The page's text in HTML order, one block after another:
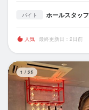
バイト ホールスタッフ
人気 最終更新日：2日前
1 / 25